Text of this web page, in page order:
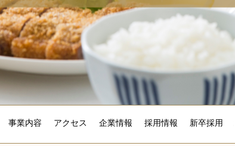
事業内容 アクセス 企業情報 採用情報 新卒採用